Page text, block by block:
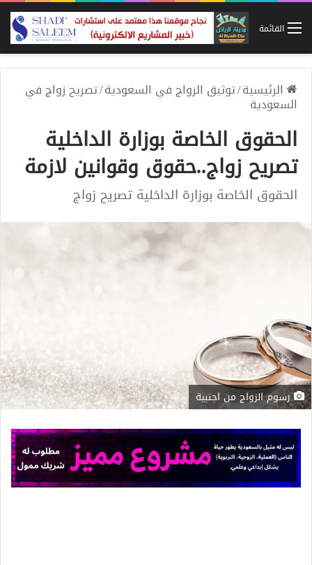
القائمة
الرئيسية/توثيق الزواج في السعودية/تصريح زواج في
السعودية
الحقوق الخاصة بوزارة الداخلية
تصريح زواج..حقوق وقوانين لازمة
الحقوق الخاصة بوزارة الداخلية تصريح زواج
رسوم الزواج من اجنبية